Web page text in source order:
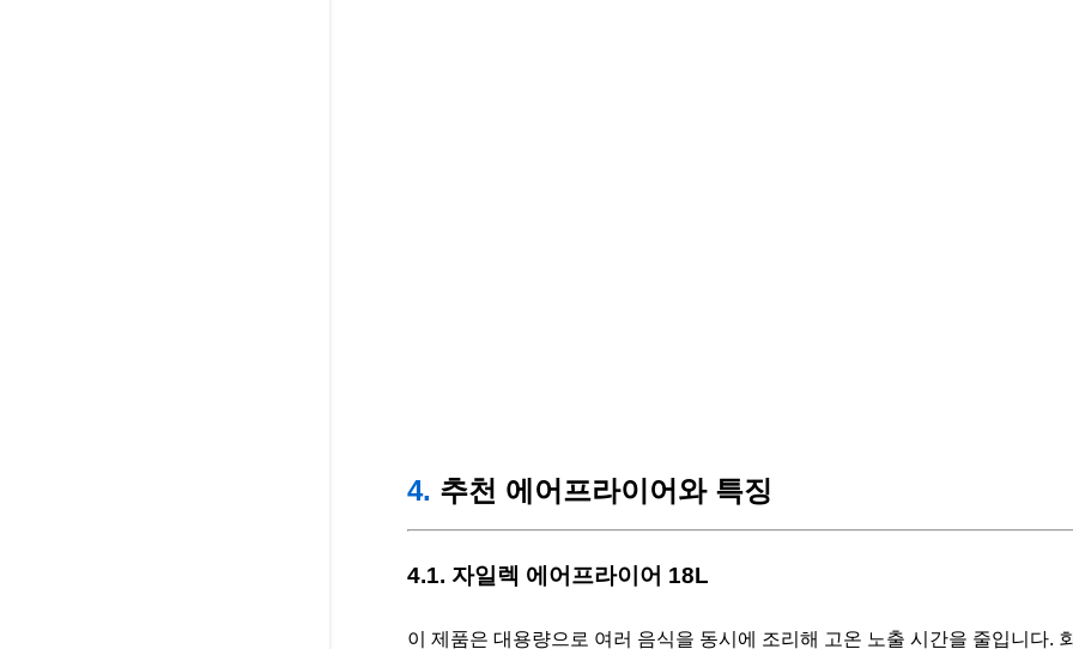
4. 추천 에어프라이어와 특징
4.1. 자일렉 에어프라이어 18L
이 제품은 대용량으로 여러 음식을 동시에 조리해 고온 노출 시간을 줄입니다.